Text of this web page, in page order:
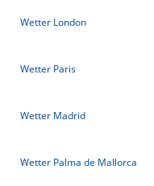
Wetter London
Wetter Paris
Wetter Madrid
Wetter Palma de Mallorca